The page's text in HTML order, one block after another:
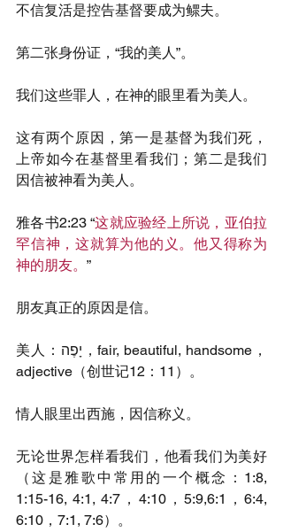
不信复活是控告基督要成为鳏夫。
第二张身份证，“我的美人”。
我们这些罪人，在神的眼里看为美人。
这有两个原因，第一是基督为我们死，
上帝如今在基督里看我们；第二是我们
因信被神看为美人。
雅各书2:23 “这就应验经上所说，亚伯拉
罕信神，这就算为他的义。他又得称为
神的朋友。 ”
朋友真正的原因是信。
美人：יָפֶה，fair, beautiful, handsome，
adjective（创世记12：11）。
情人眼里出西施，因信称义。
无论世界怎样看我们，他看我们为美好
（这是雅歌中常用的一个概念：1:8,
1:15-16, 4:1, 4:7，4:10，5:9,6:1，6:4,
6:10，7:1, 7:6）。